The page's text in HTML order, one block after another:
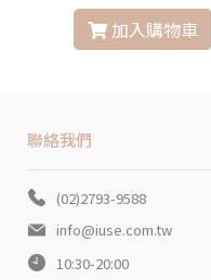
加入購物車
聯絡我們
(02)2793-9588
info@iuse.com.tw
10:30-20:00